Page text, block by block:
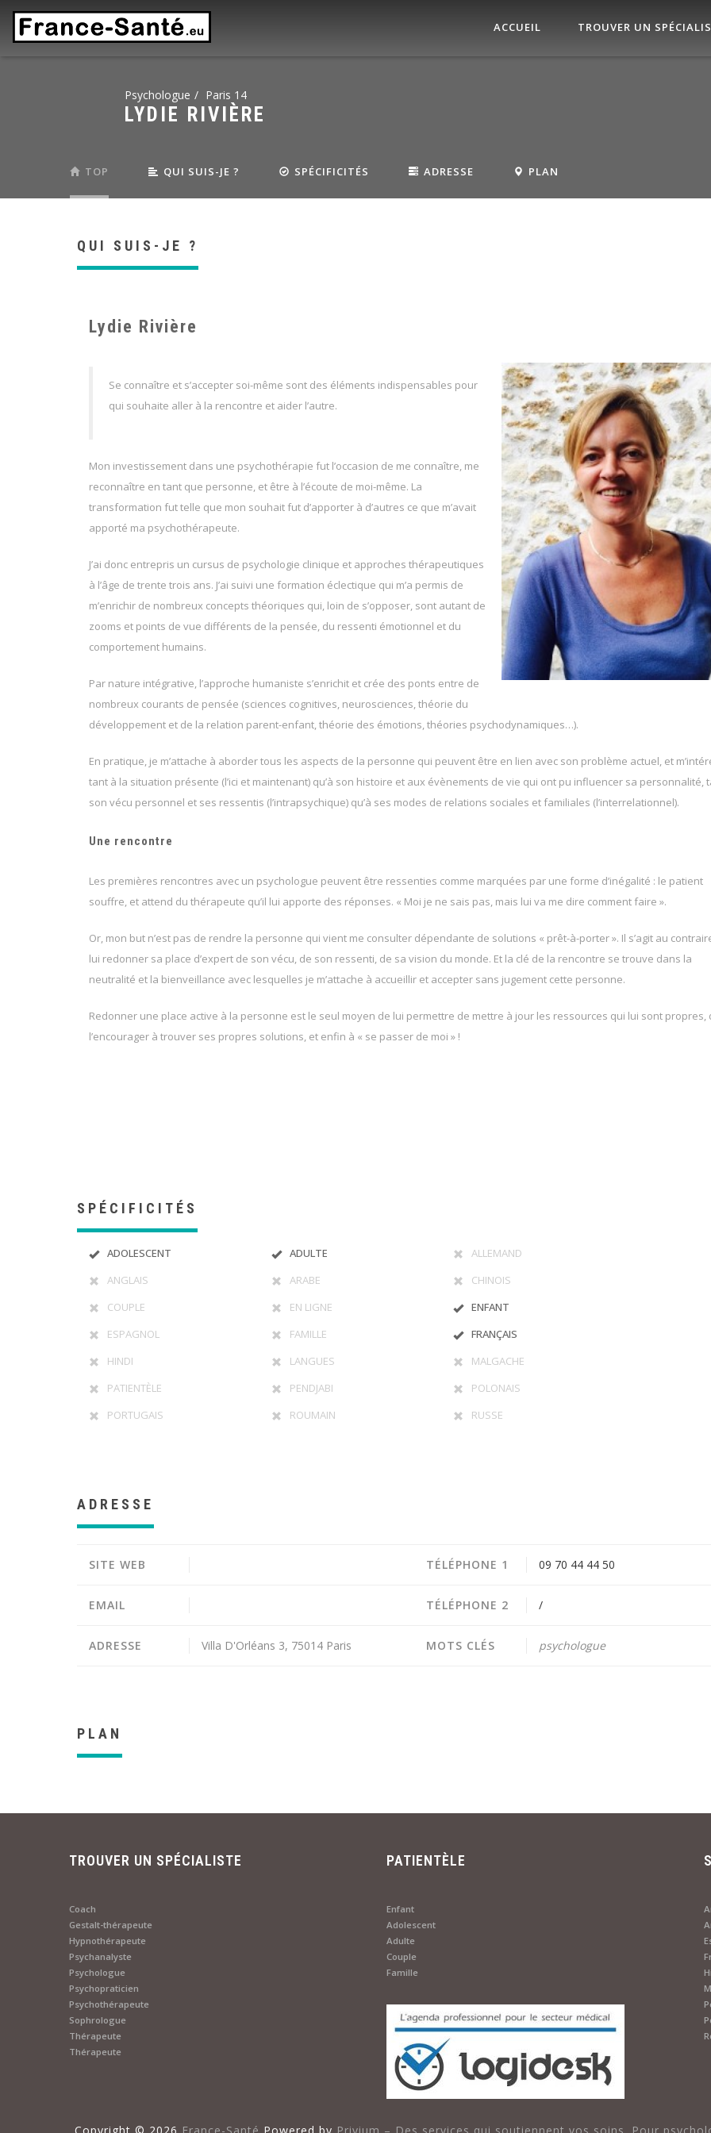
ACCUEIL TROUVER UN
Psychologue Paris 14
LYDIE RIVIÈRE
TOP QUI SUIS-JE ? SPÉCIFICITÉS ADRESSE PLAN
QUI SUIS-JE ?
Lydie Rivière
Se connaître et s’accepter soi-même sont des éléments indispensables pour
qui souhaite aller à la rencontre et aider l’autre.
Mon investissement dans une psychothérapie fut l’occasion de me connaître, me
reconnaître en tant que personne, et être à l’écoute de moi-même. La
transformation fut telle que mon souhait fut d’apporter à d’autres ce que m’avait
apporté ma psychothérapeute.
J’ai donc entrepris un cursus de psychologie clinique et approches thérapeutiques
à l’âge de trente trois ans. J’ai suivi une formation éclectique qui m’a permis de
m’enrichir de nombreux concepts théoriques qui, loin de s’opposer, sont autant de
zooms et points de vue différents de la pensée, du ressenti émotionnel et du
comportement humains.
Par nature intégrative, l’approche humaniste s’enrichit et crée des ponts entre de
nombreux courants de pensée (sciences cognitives, neurosciences, théorie du
développement et de la relation parent-enfant, théorie des émotions, théories psychodynamiques…).
En pratique, je m’attache à aborder tous les aspects de la personne qui peuvent être en lien avec son problème actuel, et
tant à la situation présente (l’ici et maintenant) qu’à son histoire et aux évènements de vie qui ont pu influencer sa personnalité,
son vécu personnel et ses ressentis (l’intrapsychique) qu’à ses modes de relations sociales et familiales (l’interrelationnel).
Une rencontre
Les premières rencontres avec un psychologue peuvent être ressenties comme marquées par une forme d’inégalité : le patient
souffre, et attend du thérapeute qu’il lui apporte des réponses. « Moi je ne sais pas, mais lui va me dire comment faire ».
Or, mon but n’est pas de rendre la personne qui vient me consulter dépendante de solutions « prêt-à-porter ». Il s’agit au
lui redonner sa place d’expert de son vécu, de son ressenti, de sa vision du monde. Et la clé de la rencontre se trouve dans la
neutralité et la bienveillance avec lesquelles je m’attache à accueillir et accepter sans jugement cette personne.
Redonner une place active à la personne est le seul moyen de lui permettre de mettre à jour les ressources qui lui sont propres,
l’encourager à trouver ses propres solutions, et enfin à « se passer de moi » !
SPÉCIFICITÉS
ADOLESCENT ADULTE
ALLEMAND
ANGLAIS
ARABE
CHINOIS
COUPLE
EN LIGNE
ENFANT
ESPAGNOL
FAMILLE
FRANÇAIS
HINDI
LANGUES
MALGACHE
PATIENTÈLE
PENDJABI
POLONAIS
PORTUGAIS
ROUMAIN RUSSE
ADRESSE
SITE WEB
EMAIL
ADRESSE Villa D'Orléans 3, 75014 Paris
TÉLÉPHONE 1 09 70 44 44 50
TÉLÉPHONE 2 /
MOTS CLÉS psychologue
PLAN
TROUVER UN SPÉCIALISTE
Coach
Gestalt-thérapeute
Hypnothérapeute
Psychanalyste
Psychologue
Psychopraticien
Psychothérapeute
Sophrologue
Thérapeute
Thérapeute
PATIENTÈLE
Enfant
Adolescent
Adulte
Couple
Famille